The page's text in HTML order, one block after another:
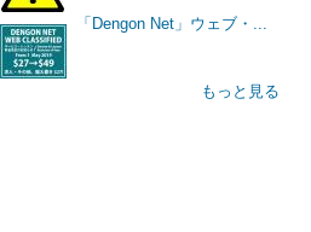
「Dengon Net」ウェブ・...
もっと見る